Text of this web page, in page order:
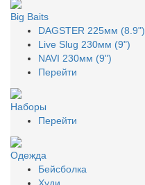
Big Baits
DAGSTER 225мм (8.9")
Live Slug 230мм (9")
NAVI 230мм (9")
Перейти
Наборы
Перейти
Одежда
Бейсболка